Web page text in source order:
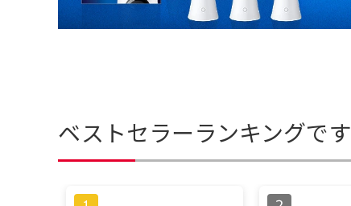
ベストセラーランキングです